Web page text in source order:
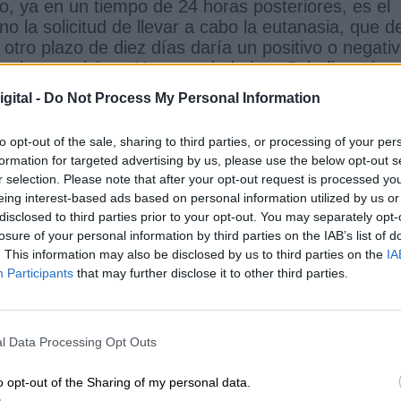
- Do Not Process My Personal Information
opt-out of the sale, sharing to third parties, or processing of your
for targeted advertising by us, please use the below opt-out
selection. Please note that after your opt-out request is processed
interest-based ads based on personal information utilized by us
to third parties prior to your opt-out. You may separately
of your personal information by third parties on the IAB’s list of
This information may also be disclosed by us to third parties on the
Participants that may further disclose it to other third parties.
Data Processing Opt Outs
opt-out of the Sharing of my personal data.
ya en un tiempo de 24 horas posteriores, es el
la solicitud de llevar a cabo la eutanasia, que
plazo de diez días daría un positivo o
los requisitos. Una vez dada la señal afirmativa
de Evaluación y Control, para nombrar
que es el que serviría de guía órgano
las condiciones necesarias de llevar a cabo la
ya tomaría la decisión de como quiere
causar la muerte proporcionada por
sustancia, que en este caso, es el propio
elegir, el centro sanitario, o su domicilio.
solicitud de la eutanasia, no se necesita
la decisión y libertad de decidir presentar
que posteriormente intervienen en el proceso en
reúne los requisitos o no, exigidos.
el derecho a al objeción de
dicho derecho a través de un escrito de
reúna las condiciones para proporcionarle la
el proceso se niegue a realizarlo, pasando a
la práctica.